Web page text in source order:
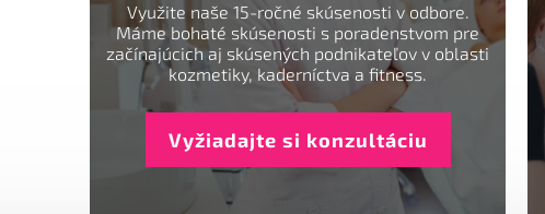
Využite naše 15-ročné skúsenosti v odbore.
Máme bohaté skúsenosti s poradenstvom pre
začínajúcich aj skúsených podnikateľov v oblasti
kozmetiky, kaderníctva a fitness.
Vyžiadajte si konzultáciu